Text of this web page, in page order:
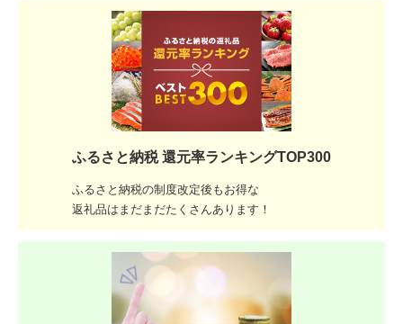
ふるさと納税 還元率ランキングTOP300
ふるさと納税の制度改定後もお得な
返礼品はまだまだたくさんあります！